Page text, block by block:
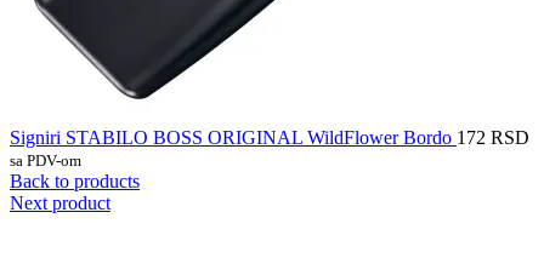
Signiri STABILO BOSS ORIGINAL WildFlower Bordo 172 RSD
sa PDV-om
Back to products
Next product